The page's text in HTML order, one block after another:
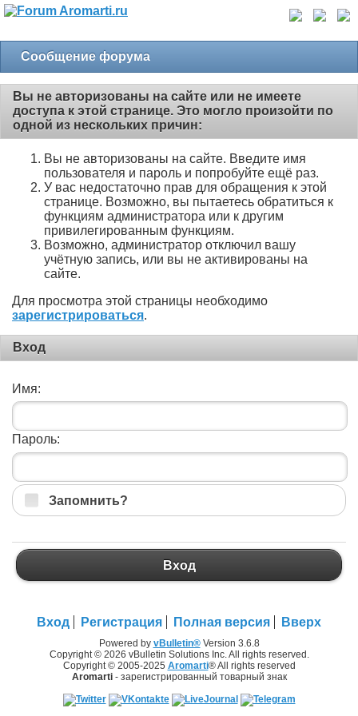
Сообщение форума
Вы не авторизованы на сайте или не имеете
доступа к этой странице. Это могло произойти по
одной из нескольких причин:
Вы не авторизованы на сайте. Введите имя
пользователя и пароль и попробуйте ещё раз.
У вас недостаточно прав для обращения к этой
странице. Возможно, вы пытаетесь обратиться к
функциям администратора или к другим
привилегированным функциям.
Возможно, администратор отключил вашу
учётную запись, или вы не активированы на
сайте.
Для просмотра этой страницы необходимо
зарегистрироваться.
Вход
Имя:
Пароль:
Запомнить?
Вход
Вход Регистрация Полная версия Вверх
Powered by vBulletin®Version 3.6.8
Copyright © 2026 vBulletin Solutions Inc. All rights reserved.
Copyright © 2005-2025 Aromarti® All rights reserved
Aromarti- зарегистрированный товарный знак